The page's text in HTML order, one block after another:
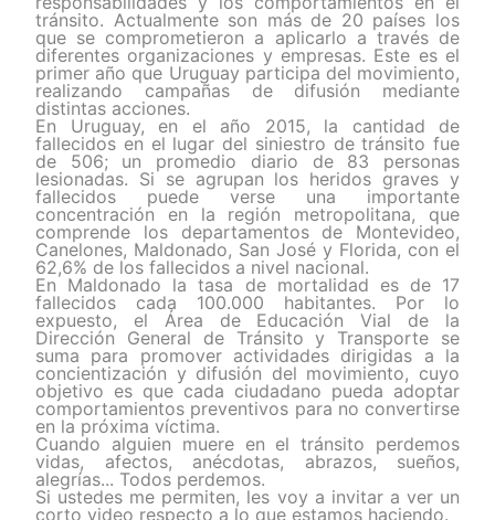
tránsito. Actualmente son más de 20 países los
que se comprometieron a aplicarlo a través de
diferentes organizaciones y empresas. Este es el
primer año que Uruguay participa del movimiento,
realizando campañas de difusión mediante
distintas acciones.
En Uruguay, en el año 2015, la cantidad de
fallecidos en el lugar del siniestro de tránsito fue
de 506; un promedio diario de 83 personas
lesionadas. Si se agrupan los heridos graves y
fallecidos puede verse una importante
concentración en la región metropolitana, que
comprende los departamentos de Montevideo,
Canelones, Maldonado, San José y Florida, con el
62,6% de los fallecidos a nivel nacional.
En Maldonado la tasa de mortalidad es de 17
fallecidos cada 100.000 habitantes. Por lo
expuesto, el Área de Educación Vial de la
Dirección General de Tránsito y Transporte se
suma para promover actividades dirigidas a la
concientización y difusión del movimiento, cuyo
objetivo es que cada ciudadano pueda adoptar
comportamientos preventivos para no convertirse
en la próxima víctima.
Cuando alguien muere en el tránsito perdemos
vidas, afectos, anécdotas, abrazos, sueños,
alegrías... Todos perdemos.
Si ustedes me permiten, les voy a invitar a ver un
corto video respecto a lo que estamos haciendo.